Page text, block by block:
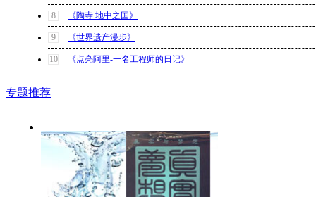
8 《陶寺 地中之国》
9 《世界遗产漫步》
10 《点亮阿里-一名工程师的日记》
专题推荐